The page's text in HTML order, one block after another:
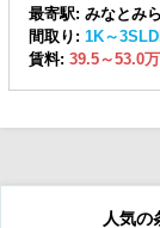
最寄駅: みなとみ
間取り: 1K～
賃料: 39.5～53.0
人気の